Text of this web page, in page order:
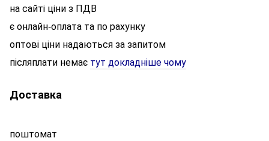
на сайті ціни з ПДВ
є онлайн-оплата та по рахунку
оптові ціни надаються за запитом
післяплати немає тут докладніше чому
Доставка
поштомат